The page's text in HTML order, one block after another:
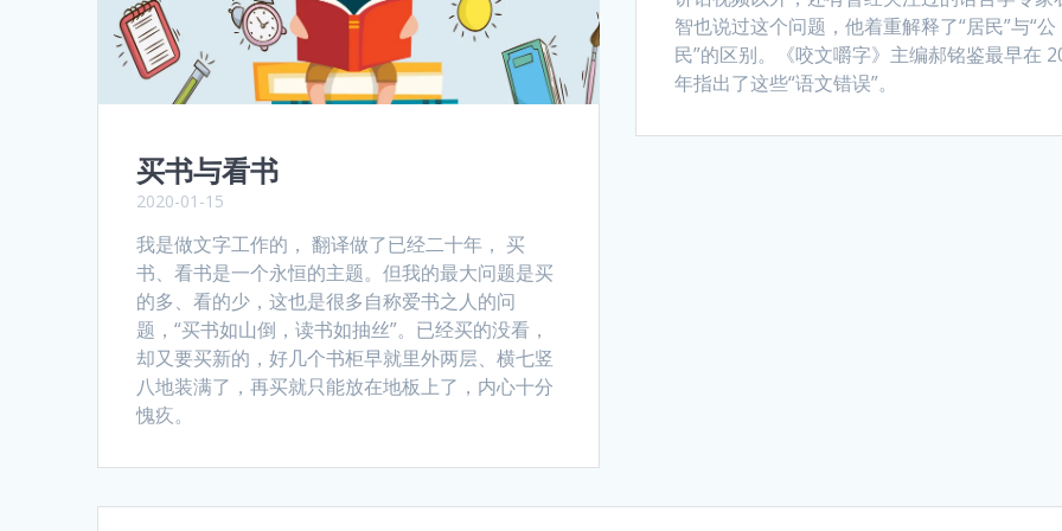
智也说过这个问题，他着重解释了“居民”与“公
民”的区别。《咬文嚼字》主编郝铭鉴最早在
年指出了这些“语文错误”。
买书与看书
2020-01-15
我是做文字工作的， 翻译做了已经二十年， 买
书、看书是一个永恒的主题。但我的最大问题是买
的多、看的少，这也是很多自称爱书之人的问
题，“买书如山倒，读书如抽丝”。已经买的没看，
却又要买新的，好几个书柜早就里外两层、横七竖
八地装满了，再买就只能放在地板上了，内心十分
愧疚。